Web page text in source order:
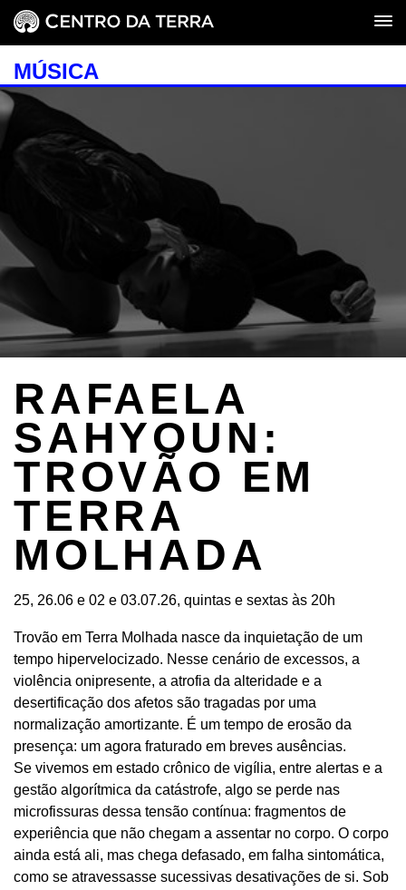
MÚSICA
RAFAELA
SAHYOUN:
TROVÃO EM
TERRA
MOLHADA
25, 26.06 e 02 e 03.07.26, quintas e sextas às 20h
Trovão em Terra Molhada nasce da inquietação de um
tempo hipervelocizado. Nesse cenário de excessos, a
violência onipresente, a atrofia da alteridade e a
desertificação dos afetos são tragadas por uma
normalização amortizante. É um tempo de erosão da
presença: um agora fraturado em breves ausências.
Se vivemos em estado crônico de vigília, entre alertas e a
gestão algorítmica da catástrofe, algo se perde nas
microfissuras dessa tensão contínua: fragmentos de
experiência que não chegam a assentar no corpo. O corpo
ainda está ali, mas chega defasado, em falha sintomática,
como se atravessasse sucessivas desativações de si. Sob